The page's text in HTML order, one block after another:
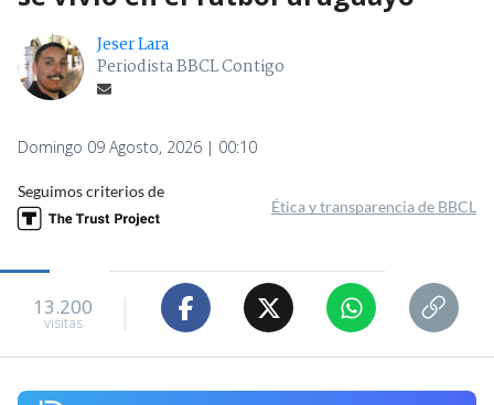
Jeser Lara
Periodista BBCL Contigo
Domingo 09 Agosto, 2026 | 00:10
Seguimos criterios de
Ética y transparencia de BBCL
13.200
visitas